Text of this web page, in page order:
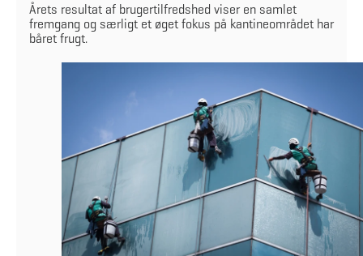
Årets resultat af brugertilfredshed viser en samlet
fremgang og særligt et øget fokus på kantineområdet har
båret frugt.